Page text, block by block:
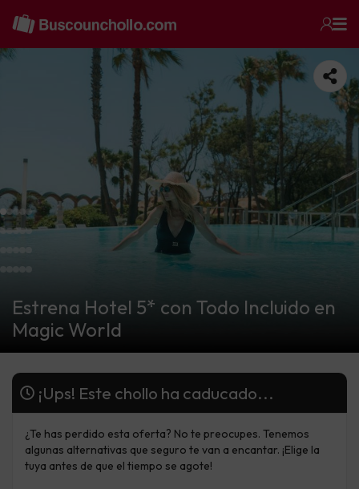
Estrena Hotel 5* con Todo Incluido en
Magic World
¡Ups! Este chollo ha caducado...
¿Te has perdido esta oferta? No te preocupes. Tenemos
algunas alternativas que seguro te van a encantar. ¡Elige la
tuya antes de que el tiempo se agote!